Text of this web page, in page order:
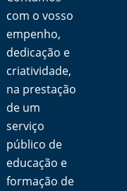
com o vosso
empenho,
dedicação e
criatividade,
na prestação
de um
serviço
público de
educação e
formação de